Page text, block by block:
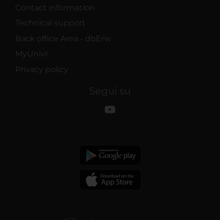
Contact information
Technical support
Back office Area - dbErw
MyUnivr
Privacy policy
Segui su